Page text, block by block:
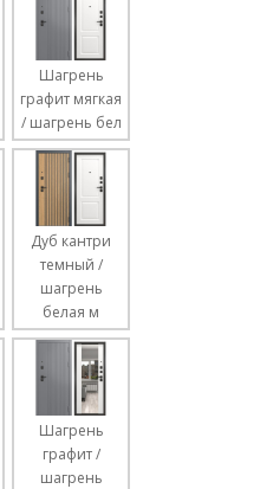
Шагрень
графит мягкая
/ шагрень бел
Дуб кантри
темный /
шагрень
белая м
Шагрень
графит /
шагрень